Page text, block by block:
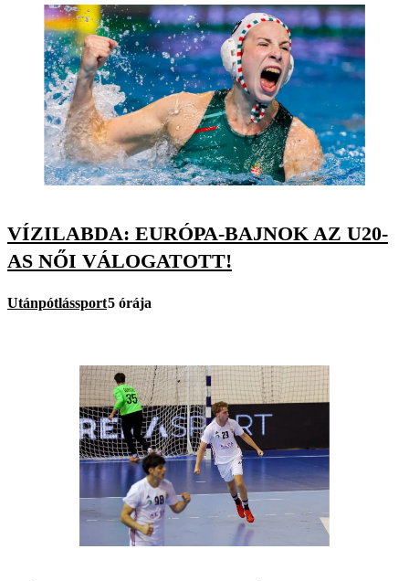
VÍZILABDA: EURÓPA-BAJNOK AZ U20-
AS NŐI VÁLOGATOTT!
Utánpótlássport5 órája